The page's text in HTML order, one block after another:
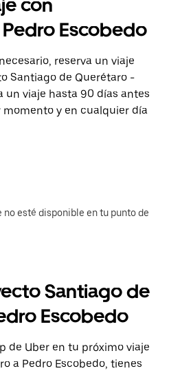
con
Escobedo
reserva un viaje
Santiago de Querétaro -
un viaje hasta 90 días antes
y en cualquier día
no esté disponible en tu punto de
Santiago de
Escobedo
de Uber en tu próximo viaje
a Pedro Escobedo, tienes